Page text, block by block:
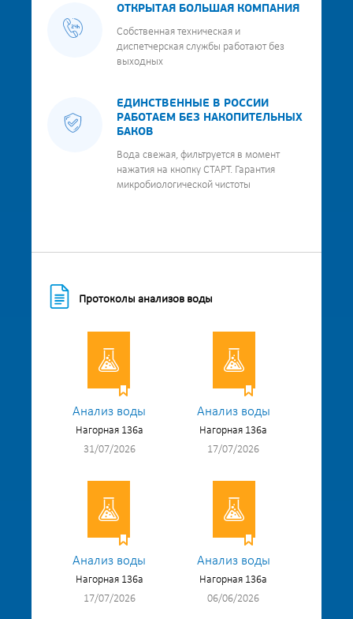
ОТКРЫТАЯ БОЛЬШАЯ КОМПАНИЯ
Собственная техническая и
диспетчерская службы работают без
выходных
ЕДИНСТВЕННЫЕ В РОССИИ
РАБОТАЕМ БЕЗ НАКОПИТЕЛЬНЫХ
БАКОВ
Вода свежая, фильтруется в момент
нажатия на кнопку СТАРТ. Гарантия
микробиологической чистоты
Протоколы анализов воды
Анализ воды
Нагорная 136а
31/07/2026
Анализ воды
Нагорная 136а
17/07/2026
Анализ воды
Нагорная 136а
17/07/2026
Анализ воды
Нагорная 136а
06/06/2026